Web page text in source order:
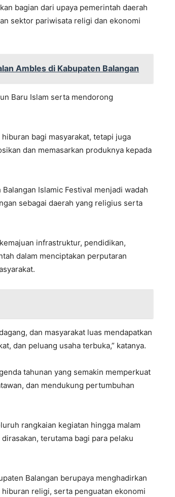
bagian dari upaya pemerintah daerah
sektor pariwisata religi dan ekonomi
Ambles di Kabupaten Balangan
Baru Islam serta mendorong
bagi masyarakat, tetapi juga
dan memasarkan produknya kepada
Islamic Festival menjadi wadah
sebagai daerah yang religius serta
infrastruktur, pendidikan,
dalam menciptakan perputaran
dan masyarakat luas mendapatkan
dan peluang usaha terbuka,” katanya.
tahunan yang semakin memperkuat
dan mendukung pertumbuhan
rangkaian kegiatan hingga malam
terutama bagi para pelaku
Balangan berupaya menghadirkan
religi, serta penguatan ekonomi